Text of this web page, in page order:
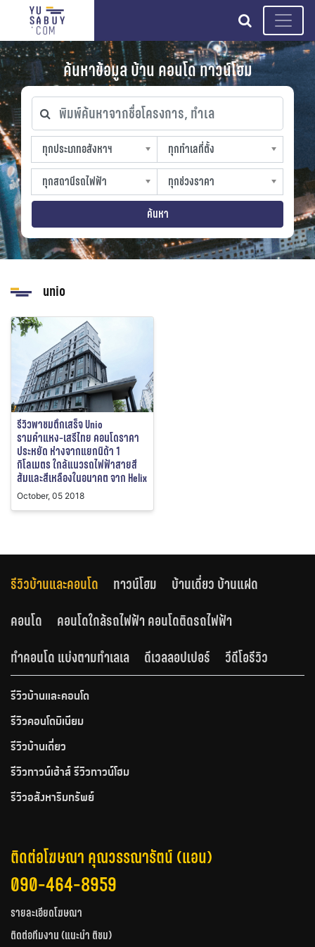
search
ค้นหาข้อมูล บ้าน คอนโด ทาวน์โฮม
พิมพ์ค้นหาจากชื่อโครงการ, ทำเล
ทุกประเภทอสังหาฯ
ทุกประเภทอสังหาฯ
sproperty
ทุกทำเลที่ตั้ง
ทุกทำเลที่ตั้ง
slocation
ทุกสถานีรถไฟฟ้า
ทุกสถานีรถไฟฟ้า
strain-station
ทุกช่วงราคา
ทุกช่วงราคา
sprice
ค้นหา
unio
รีวิวพาชมตึกเสร็จ Unio
รามคำแหง-เสรีไทย คอนโดราคา
ประหยัด ห่างจากแยกนิด้า 1
กิโลเมตร ใกล้แนวรถไฟฟ้าสายสี
ส้มและสีเหลืองในอนาคต จาก Helix
October, 05 2018
รีวิวบ้านและคอนโด ทาวน์โฮม
บ้านเดี่ยว บ้านแฝด
คอนโด
คอนโดใกล้รถไฟฟ้า คอนโดติดรถไฟฟ้า
ทำคอนโด แบ่งตามทำเลเล
ดีเวลลอปเปอร์ วีดีโอรีวิว
รีวิวบ้านและคอนโด
รีวิวคอนโดมิเนียม
รีวิวบ้านเดี่ยว
รีวิวทาวน์เฮ้าส์ รีวิวทาวน์โฮม
รีวิวอสังหาริมทรัพย์
ติดต่อโฆษณา คุณวรรณารัตน์ (แอน)
090-464-8959
รายละเอียดโฆษณา
ติดต่อทีมงาน (แนะนำ ติชม)